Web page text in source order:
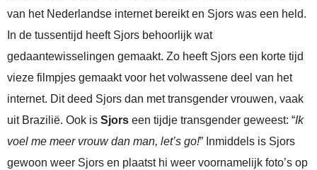
van het Nederlandse internet bereikt en Sjors was een held.
In de tussentijd heeft Sjors behoorlijk wat
gedaantewisselingen gemaakt. Zo heeft Sjors een korte tijd
vieze filmpjes gemaakt voor het volwassene deel van het
internet. Dit deed Sjors dan met transgender vrouwen, vaak
uit Brazilië. Ook is Sjors een tijdje transgender geweest: “Ik
voel me meer vrouw dan man, let’s go!” Inmiddels is Sjors
gewoon weer Sjors en plaatst hi weer voornamelijk foto’s op